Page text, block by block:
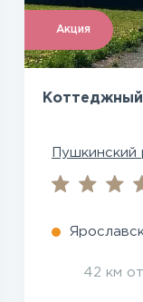
Акция
Пушкинский
42 км